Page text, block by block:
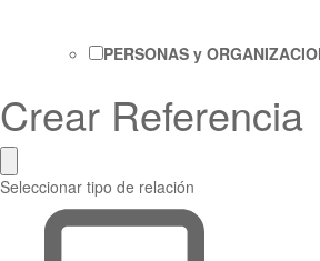
PERSONAS y
Crear Referencia
Seleccionar tipo de relación